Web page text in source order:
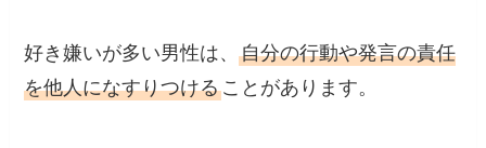
好き嫌いが多い男性は、自分の行動や発言の責任
を他人になすりつけることがあります。